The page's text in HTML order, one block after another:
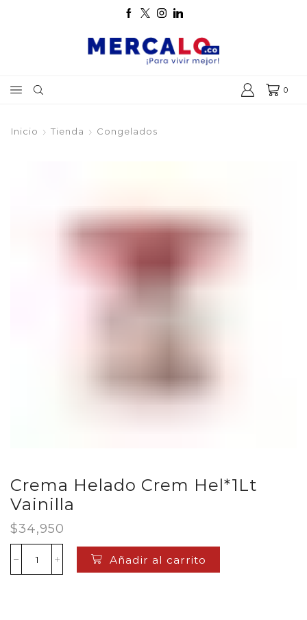
0
Inicio Tienda Congelados
Crema Helado Crem Hel*1Lt
Vainilla
$34,950
Crema
Helado
Añadir al carrito